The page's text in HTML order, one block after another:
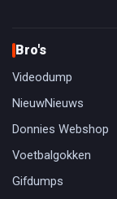
Bro's
Videodump
NieuwNieuws
Donnies Webshop
Voetbalgokken
Gifdumps